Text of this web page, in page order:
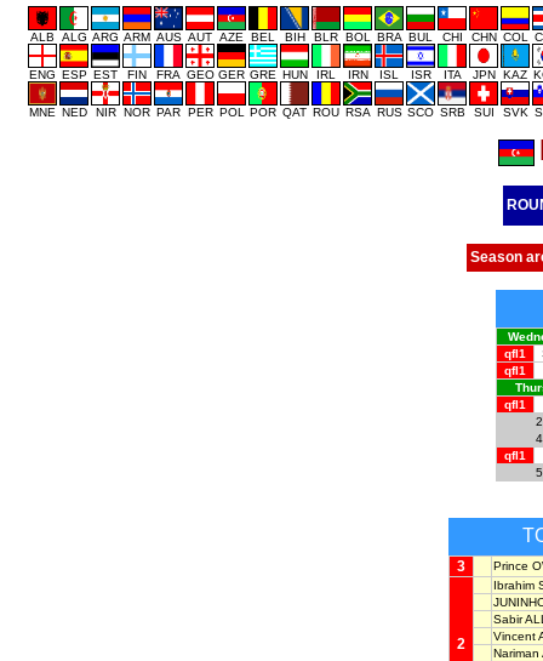
ALB ALG ARG ARM AUS AUT AZE BEL BIH BLR BOL BRA BUL CHI CHN COL
ENG ESP EST FIN FRA GEO GER GRE HUN IRL IRN ISL ISR ITA JPN KAZ
MNE NED NIR NOR PAR PER POL POR QAT ROU RSA RUS SCO SRB SUI SVK
Season
qfl1
qfl1
qfl1
qfl1
3 Prince
2
Ibrahim
Sabir
Vincent
Nariman